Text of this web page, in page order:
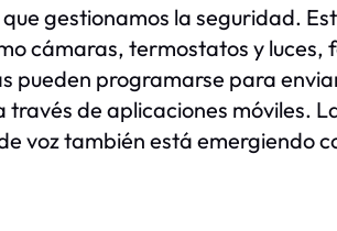
gestionamos la seguridad.
cámaras, termostatos y luces,
pueden programarse para
de aplicaciones móviles.
voz también está emergiendo